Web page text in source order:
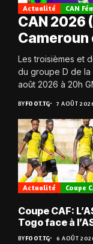
Actualité CAN
CAN 2026
Les troisièmes et
du groupe D de la
août 2026 à 20h
BYFOOT.TG 7 AOÛT
Actualité Coupe
Coupe CAF:
Togo face à
du Niger
BYFOOT.TG 6 AOÛT